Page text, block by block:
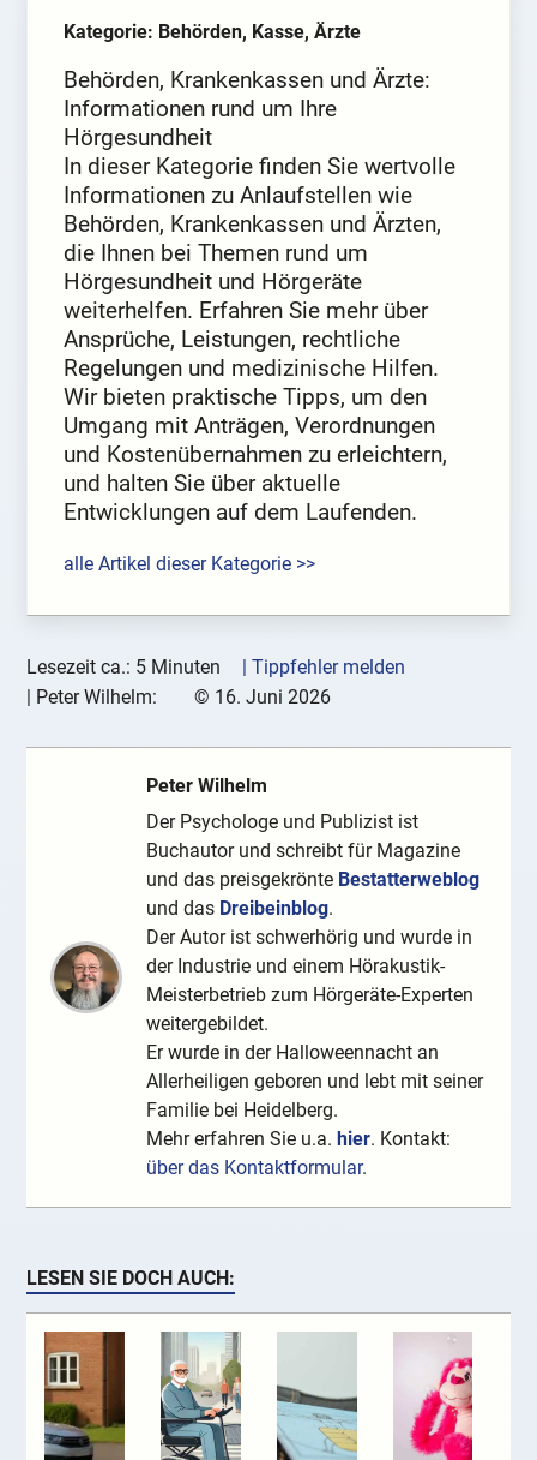
Kategorie: Behörden, Kasse, Ärzte
Behörden, Krankenkassen und Ärzte:
Informationen rund um Ihre
Hörgesundheit
In dieser Kategorie finden Sie wertvolle
Informationen zu Anlaufstellen wie
Behörden, Krankenkassen und Ärzten,
die Ihnen bei Themen rund um
Hörgesundheit und Hörgeräte
weiterhelfen. Erfahren Sie mehr über
Ansprüche, Leistungen, rechtliche
Regelungen und medizinische Hilfen.
Wir bieten praktische Tipps, um den
Umgang mit Anträgen, Verordnungen
und Kostenübernahmen zu erleichtern,
und halten Sie über aktuelle
Entwicklungen auf dem Laufenden.
alle Artikel dieser Kategorie >>
Lesezeit ca.: 5 Minuten
| Tippfehler melden
| Peter Wilhelm: © 16. Juni 2026
Peter Wilhelm
Der Psychologe und Publizist ist
Buchautor und schreibt für Magazine
und das preisgekrönte Bestatterweblog
und das Dreibeinblog.
Der Autor ist schwerhörig und wurde in
der Industrie und einem Hörakustik-
Meisterbetrieb zum Hörgeräte-Experten
weitergebildet.
Er wurde in der Halloweennacht an
Allerheiligen geboren und lebt mit seiner
Familie bei Heidelberg.
Mehr erfahren Sie u.a.hier. Kontakt:
über das Kontaktformular.
LESEN SIE DOCH AUCH: